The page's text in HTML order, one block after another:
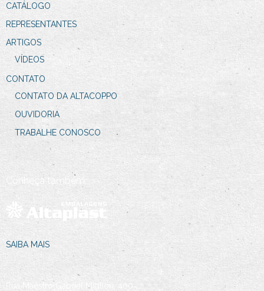
CATÁLOGO
REPRESENTANTES
ARTIGOS
VÍDEOS
CONTATO
CONTATO DA ALTACOPPO
OUVIDORIA
TRABALHE CONOSCO
Conheça também:
SAIBA MAIS
Rua Maestro Gabriel Migliori, 400